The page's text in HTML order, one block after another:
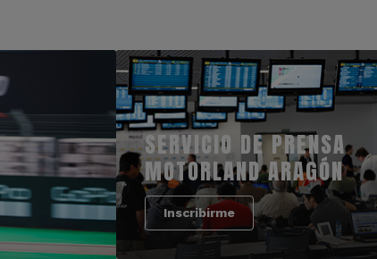
SERVICIO DE PRENSA
MOTORLAND ARAGÓN
Inscribirme